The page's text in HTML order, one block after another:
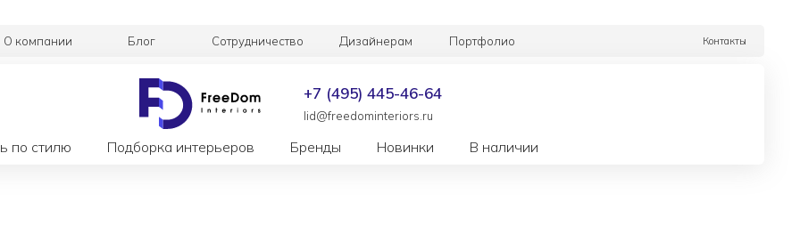
О компании Блог Сотрудничество Дизайнерам Портфолио Контакты
+7 (495) 445-46-64
lid@freedominteriors.ru
по стилю Подборка интерьеров Бренды Новинки В наличии